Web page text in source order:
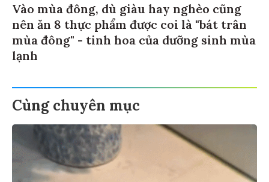
Vào mùa đông, dù giàu hay nghèo cũng
nên ăn 8 thực phẩm được coi là "bát trân
mùa đông" - tinh hoa của dưỡng sinh mùa
lạnh
Cùng chuyên mục